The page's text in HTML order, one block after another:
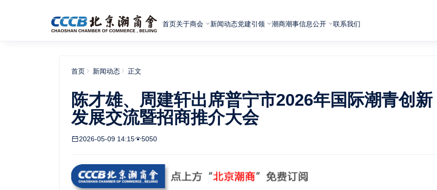
首页关于商会 新闻动态党建引领 潮商潮事信息公开 联系我们
首页 新闻动态 正文
陈才雄、周建轩出席普宁市2026年国际潮青创新
发展交流暨招商推介大会
2026-05-09 14:15 5050